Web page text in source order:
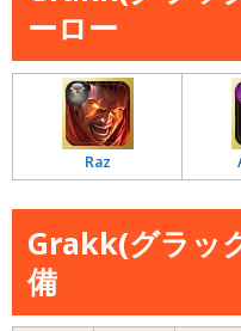
ーロー
Raz
Grakk(グラッ
備